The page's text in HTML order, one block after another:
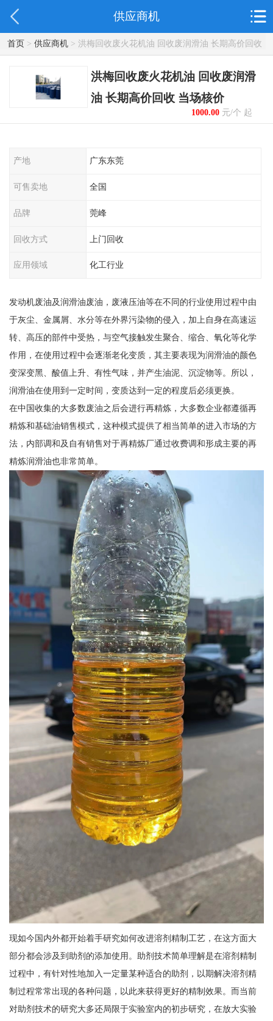
供应商机
首页> 供应商机> 洪梅回收废火花机油 回收废润滑油 长期高价回收
当场核价
洪梅回收废火花机油 回收废润滑
油 长期高价回收 当场核价
1000.00元/个 起
产地 广东东莞
可售卖地 全国
品牌 莞峰
回收方式 上门回收
应用领域 化工行业
发动机废油及润滑油废油，废液压油等在不同的行业使用过程中由
于灰尘、金属屑、水分等在外界污染物的侵入，加上自身在高速运
转、高压的部件中受热，与空气接触发生聚合、缩合、氧化等化学
作用，在使用过程中会逐渐老化变质，其主要表现为润滑油的颜色
变深变黑、酸值上升、有性气味，并产生油泥、沉淀物等。所以，
润滑油在使用到一定时间，变质达到一定的程度后必须更换。
在中国收集的大多数废油之后会进行再精炼，大多数企业都遵循再
精炼和基础油销售模式，这种模式提供了相当简单的进入市场的方
法，内部调和及自有销售对于再精炼厂通过收费调和形成主要的再
精炼润滑油也非常简单。
现如今国内外都开始着手研究如何改进溶剂精制工艺，在这方面大
部分都会涉及到助剂的添加使用。助剂技术简单理解是在溶剂精制
过程中，有针对性地加入一定量某种适合的助剂，以期解决溶剂精
制过程常常出现的各种问题，以此来获得更好的精制效果。而当前
对助剂技术的研究大多还局限于实验室内的初步研究，在放大实验